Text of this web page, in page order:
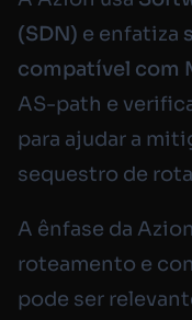
(SDN) e enfatiza
compatível com
AS-path e
para ajudar a
sequestro de
A ênfase da
roteamento e
pode ser